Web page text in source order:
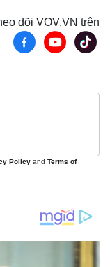
dõi VOV.VN trên
Policy and Terms of